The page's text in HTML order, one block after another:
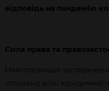
відповідь на пандемію
Сила права та
Найголовніше
стосовно всієї